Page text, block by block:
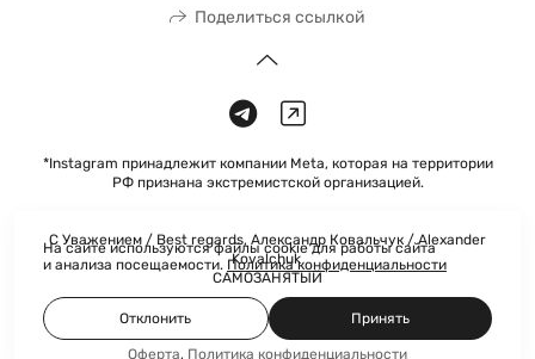
Поделиться ссылкой
*Instagram принадлежит компании Meta, которая на территории
РФ признана экстремистской организацией.
С Уважением / Best regards, Александр Ковальчук / Alexander
Kovalchuk
САМОЗАНЯТЫЙ
Оферта, Политика конфиденциальности
На сайте используются файлы cookie для работы сайта
и анализа посещаемости. Политика конфиденциальности
Отклонить Принять